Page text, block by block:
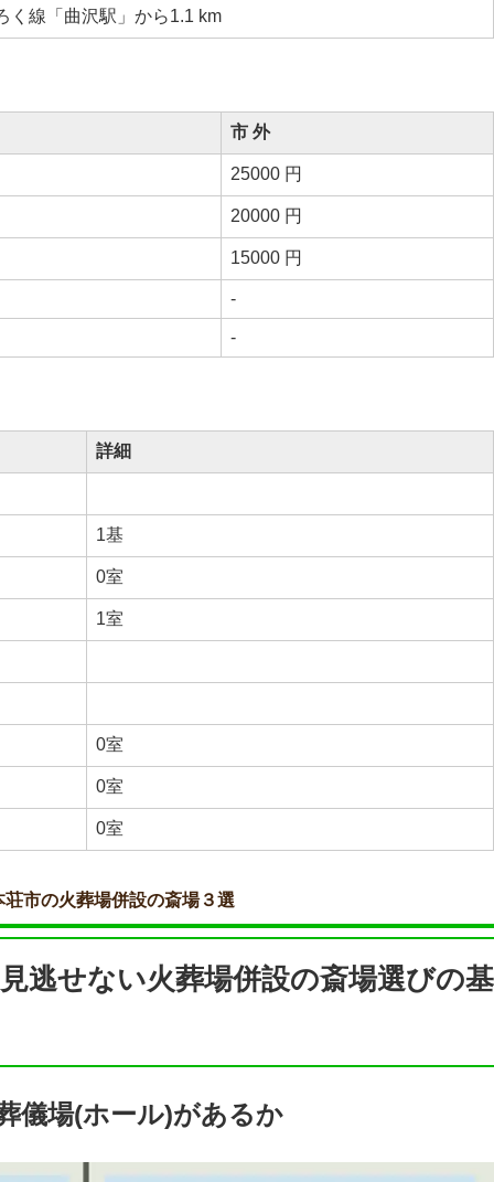
く線「曲沢駅」から1.1 km
市 外
25000 円
20000 円
15000 円
-
-
詳細
1基
0室
1室
0室
0室
0室
市の火葬場併設の斎場３選
逃せない火葬場併設の斎場選びの基
儀場(ホール)があるか